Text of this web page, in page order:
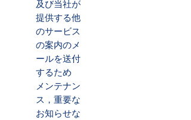
及び当社が
提供する他
のサービス
の案内のメ
ールを送付
するため
メンテナン
ス，重要な
お知らせな